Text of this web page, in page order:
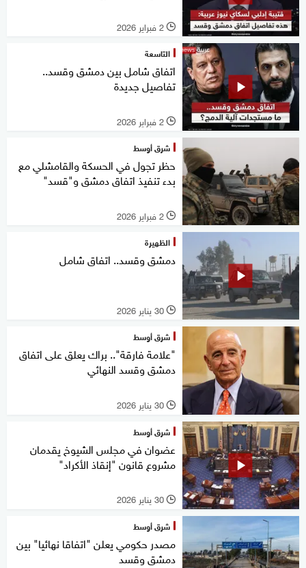
l 2 فبراير 2026
التاسعة
اتفاق شامل بين دمشق وقسد..
تفاصيل جديدة
l 2 فبراير 2026
شرق أوسط
حظر تجول في الحسكة والقامشلي مع
بدء تنفيذ اتفاق دمشق و"قسد"
l 2 فبراير 2026
الظهيرة
دمشق وقسد.. اتفاق شامل
l 30 يناير 2026
شرق أوسط
"علامة فارقة".. براك يعلق على اتفاق
دمشق وقسد النهائي
l 30 يناير 2026
شرق أوسط
عضوان في مجلس الشيوخ يقدمان
مشروع قانون "إنقاذ الأكراد"
l 30 يناير 2026
شرق أوسط
مصدر حكومي يعلن "اتفاقا نهائيا" بين
دمشق وقسد